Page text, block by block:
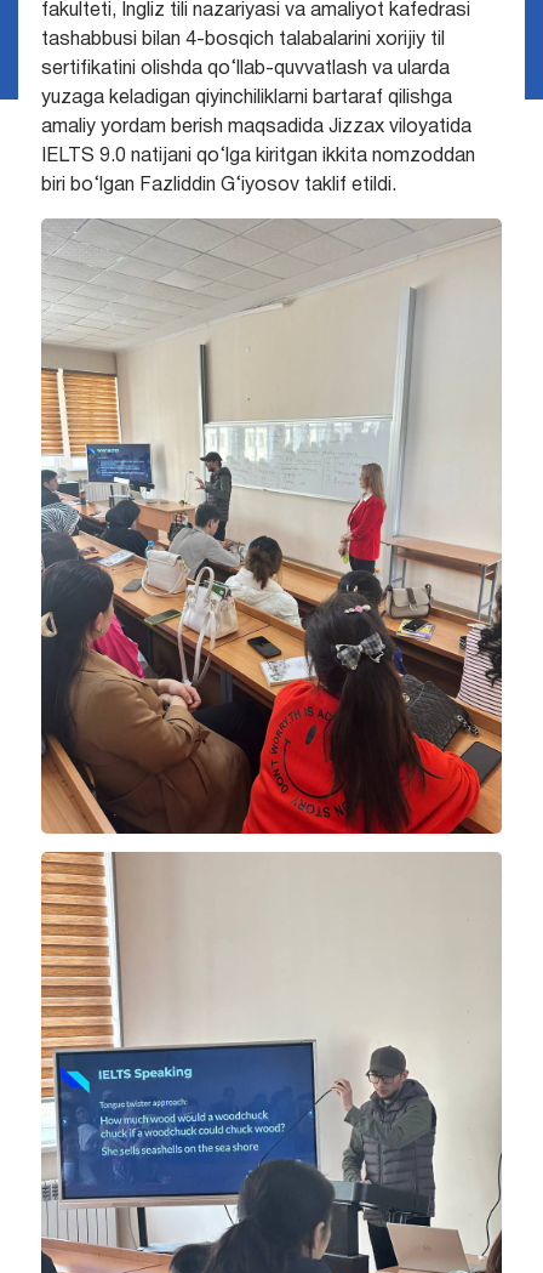
fakulteti, Ingliz tili nazariyasi va amaliyot kafedrasi
tashabbusi bilan 4-bosqich talabalarini xorijiy til
sertifikatini olishda qo‘llab-quvvatlash va ularda
yuzaga keladigan qiyinchiliklarni bartaraf qilishga
amaliy yordam berish maqsadida Jizzax viloyatida
IELTS 9.0 natijani qo‘lga kiritgan ikkita nomzoddan
biri bo‘lgan Fazliddin G‘iyosov taklif etildi.